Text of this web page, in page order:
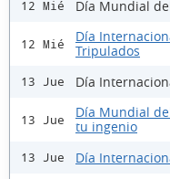
12 Mié Día Mundial
12 Mié
Día
Tripulados
13 Jue Día
13 Jue
Día Mundial
tu ingenio
13 Jue Día